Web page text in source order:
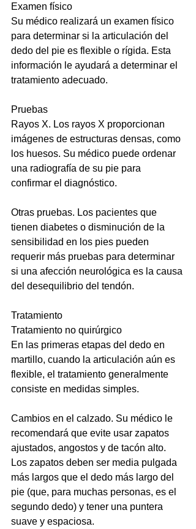
Examen físico
Su médico realizará un examen físico
para determinar si la articulación del
dedo del pie es flexible o rígida. Esta
información le ayudará a determinar el
tratamiento adecuado.
Pruebas
Rayos X. Los rayos X proporcionan
imágenes de estructuras densas, como
los huesos. Su médico puede ordenar
una radiografía de su pie para
confirmar el diagnóstico.
Otras pruebas. Los pacientes que
tienen diabetes o disminución de la
sensibilidad en los pies pueden
requerir más pruebas para determinar
si una afección neurológica es la causa
del desequilibrio del tendón.
Tratamiento
Tratamiento no quirúrgico
En las primeras etapas del dedo en
martillo, cuando la articulación aún es
flexible, el tratamiento generalmente
consiste en medidas simples.
Cambios en el calzado. Su médico le
recomendará que evite usar zapatos
ajustados, angostos y de tacón alto.
Los zapatos deben ser media pulgada
más largos que el dedo más largo del
pie (que, para muchas personas, es el
segundo dedo) y tener una puntera
suave y espaciosa.